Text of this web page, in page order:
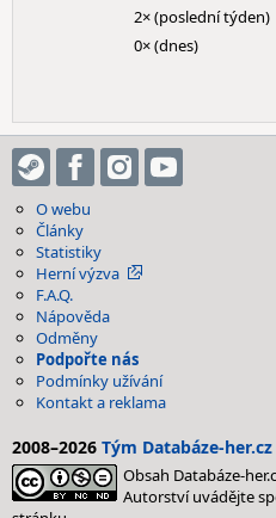
2× (poslední týden)
0× (dnes)
O webu
Články
Statistiky
Herní výzva
F.A.Q.
Nápověda
Odměny
Podpořte nás
Podmínky užívání
Kontakt a reklama
2008–2026 Tým Databáze-her.cz
Obsah Databáze-
Autorství uvádějte